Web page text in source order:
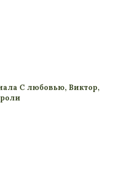
С любовью, Виктор,